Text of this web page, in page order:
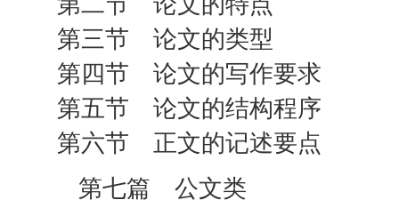
第三节 论文的类型
第四节 论文的写作要求
第五节 论文的结构程序
第六节 正文的记述要点
第七篇 公文类